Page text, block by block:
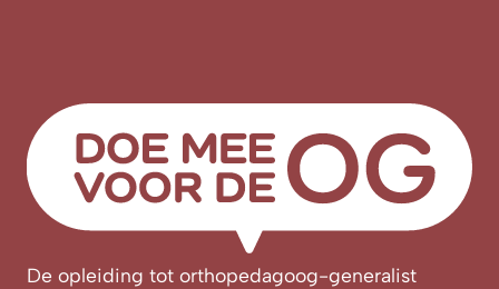
De opleiding tot orthopedagoog-generalist